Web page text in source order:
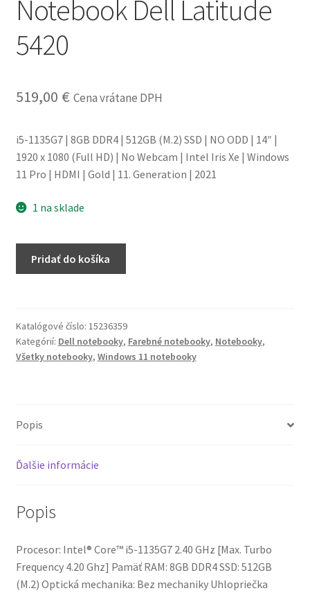
obchodné
podmienky
Notebook Dell Latitude
5420
519,00 € Cena vrátane DPH
i5-1135G7 | 8GB DDR4 | 512GB (M.2) SSD | NO ODD | 14″ |
1920 x 1080 (Full HD) | No Webcam | Intel Iris Xe | Windows
11 Pro | HDMI | Gold | 11. Generation | 2021
1 na sklade
množstvo
Notebook
5420
Pridať do košíka
Katalógové číslo: 15236359
Kategórií: Dell notebooky, Farebné notebooky, Notebooky,
Všetky notebooky, Windows 11 notebooky
Popis
Ďalšie informácie
Popis
Procesor: Intel® Core™ i5-1135G7 2.40 GHz [Max. Turbo
Frequency 4.20 Ghz] Pamäť RAM: 8GB DDR4 SSD: 512GB
(M.2) Optická mechanika: Bez mechaniky Uhlopriečka